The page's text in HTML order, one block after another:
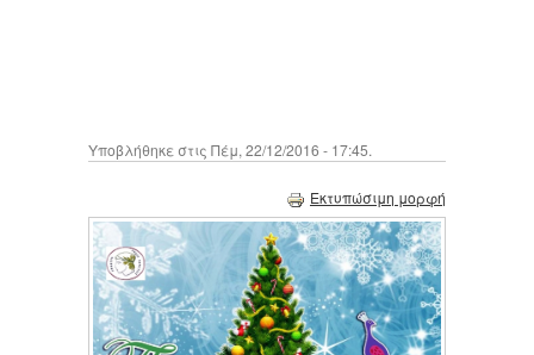
Υποβλήθηκε στις Πέμ, 22/12/2016 - 17:45.
Εκτυπώσιμη μορφή